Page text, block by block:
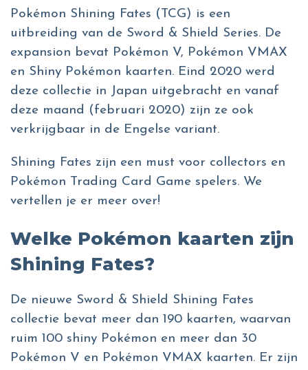
Pokémon Shining Fates (TCG) is een
uitbreiding van de Sword & Shield Series. De
expansion bevat Pokémon V, Pokémon VMAX
en Shiny Pokémon kaarten. Eind 2020 werd
deze collectie in Japan uitgebracht en vanaf
deze maand (februari 2020) zijn ze ook
verkrijgbaar in de Engelse variant.
Shining Fates zijn een must voor collectors en
Pokémon Trading Card Game spelers. We
vertellen je er meer over!
Welke Pokémon kaarten zijn
Shining Fates?
De nieuwe Sword & Shield Shining Fates
collectie bevat meer dan 190 kaarten, waarvan
ruim 100 shiny Pokémon en meer dan 30
Pokémon V en Pokémon VMAX kaarten. Er zijn